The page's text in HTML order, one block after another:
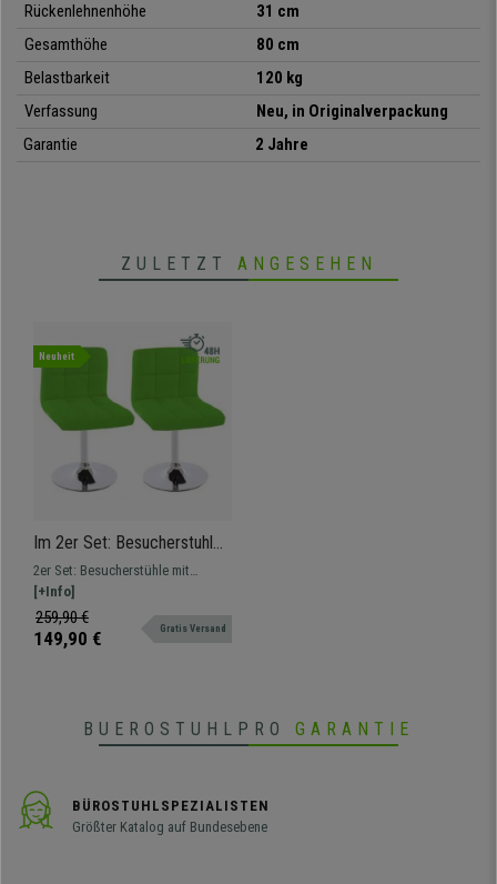
Preis kaufen, inklusive Garantie und kostenlosen Versandkosten.
• Gepolsterter Sitz und Rückenlehne
• Designsockel aus verchromten Metall
• Bezug aus hochwertigem Kunstleder
• Perfekt für Warte- und Gästezimmer
• 360° drehbar und höhenverstellbar
Rückenlehnenhöhe
31 cm
Gesamthöhe
80 cm
Belastbarkeit
120 kg
Verfassung
Neu, in Originalverpackung
Garantie
2 Jahre
ZULETZT ANGESEHEN
Neuheit
Im 2er Set: Besucherstuhl
VERDI, Sockel aus
verchromtem Metall, Sitz
Kunstleder, Farbe Grün
2er Set: Besucherstühle mit
raffiniertem und elegantem Design.
In verschiedenen Farben erhältlich,
vereinen Komfort und Stil in
[+Info]
259,90 €
149,90 € Gratis Versand
BUEROSTUHLPRO GARANTIE
BÜROSTUHLSPEZIALISTEN
Größter Katalog auf Bundesebene